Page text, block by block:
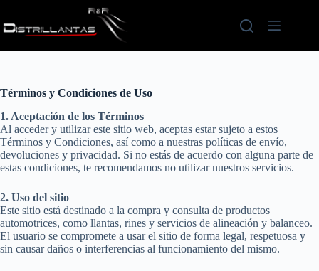
contenido
Términos y Condiciones de Uso
1. Aceptación de los Términos
Al acceder y utilizar este sitio web, aceptas estar sujeto a estos
Términos y Condiciones, así como a nuestras políticas de envío,
devoluciones y privacidad. Si no estás de acuerdo con alguna parte de
estas condiciones, te recomendamos no utilizar nuestros servicios.
2. Uso del sitio
Este sitio está destinado a la compra y consulta de productos
automotrices, como llantas, rines y servicios de alineación y balanceo.
El usuario se compromete a usar el sitio de forma legal, respetuosa y
sin causar daños o interferencias al funcionamiento del mismo.